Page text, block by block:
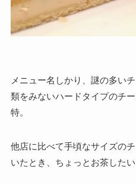
メニュー名しかり、謎の多い
類をみないハードタイプのチ
特。
他店に比べて手頃なサイズの
いたとき、ちょっとお茶した